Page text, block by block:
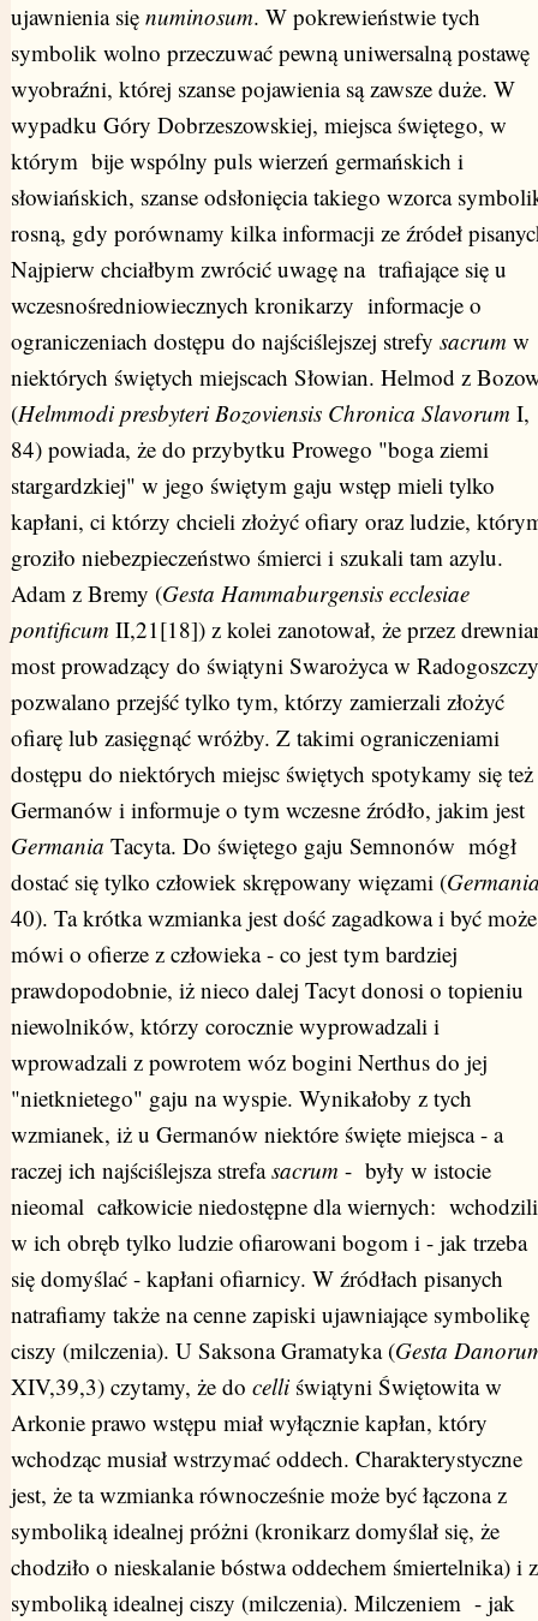
ujawnienia się numinosum. W pokrewieństwie tych
symbolik wolno przeczuwać pewną uniwersalną postawę
wyobraźni, której szanse pojawienia są zawsze duże. W
wypadku Góry Dobrzeszowskiej, miejsca świętego, w
którym bije wspólny puls wierzeń germańskich i
słowiańskich, szanse odsłonięcia takiego wzorca
rosną, gdy porównamy kilka informacji ze źródeł
Najpierw chciałbym zwrócić uwagę na trafiające się u
wczesnośredniowiecznych kronikarzy informacje o
ograniczeniach dostępu do najściślejszej strefy sacrumw
niektórych świętych miejscach Słowian. Helmod z
(Helmmodi presbyteri Bozoviensis Chronica SlavorumI,
84) powiada, że do przybytku Prowego "boga ziemi
stargardzkiej" w jego świętym gaju wstęp mieli tylko
kapłani, ci którzy chcieli złożyć ofiary oraz ludzie,
groziło niebezpieczeństwo śmierci i szukali tam azylu.
Adam z Bremy (Gesta Hammaburgensis ecclesiae
pontificumII,21[18]) z kolei zanotował, że przez
most prowadzący do świątyni Swarożyca w Radogoszczy
pozwalano przejść tylko tym, którzy zamierzali złożyć
ofiarę lub zasięgnąć wróżby. Z takimi ograniczeniami
dostępu do niektórych miejsc świętych spotykamy się
Germanów i informuje o tym wczesne źródło, jakim jest
Germania Tacyta. Do świętego gaju Semnonów mógł
dostać się tylko człowiek skrępowany więzami (
40). Ta krótka wzmianka jest dość zagadkowa i być może
mówi o ofierze z człowieka - co jest tym bardziej
prawdopodobnie, iż nieco dalej Tacyt donosi o topieniu
niewolników, którzy corocznie wyprowadzali i
wprowadzali z powrotem wóz bogini Nerthus do jej
"nietknietego" gaju na wyspie. Wynikałoby z tych
wzmianek, iż u Germanów niektóre święte miejsca - a
raczej ich najściślejsza strefasacrum- były w istocie
nieomal całkowicie niedostępne dla wiernych: wchodzili
w ich obręb tylko ludzie ofiarowani bogom i - jak trzeba
się domyślać - kapłani ofiarnicy. W źródłach pisanych
natrafiamy także na cenne zapiski ujawniające symbolikę
ciszy (milczenia). U Saksona Gramatyka (Gesta
XIV,39,3) czytamy, że do celliświątyni Świętowita w
Arkonie prawo wstępu miał wyłącznie kapłan, który
wchodząc musiał wstrzymać oddech. Charakterystyczne
jest, że ta wzmianka równocześnie może być łączona z
symboliką idealnej próżni (kronikarz domyślał się, że
chodziło o nieskalanie bóstwa oddechem śmiertelnika) i z
symboliką idealnej ciszy (milczenia). Milczeniem - jak